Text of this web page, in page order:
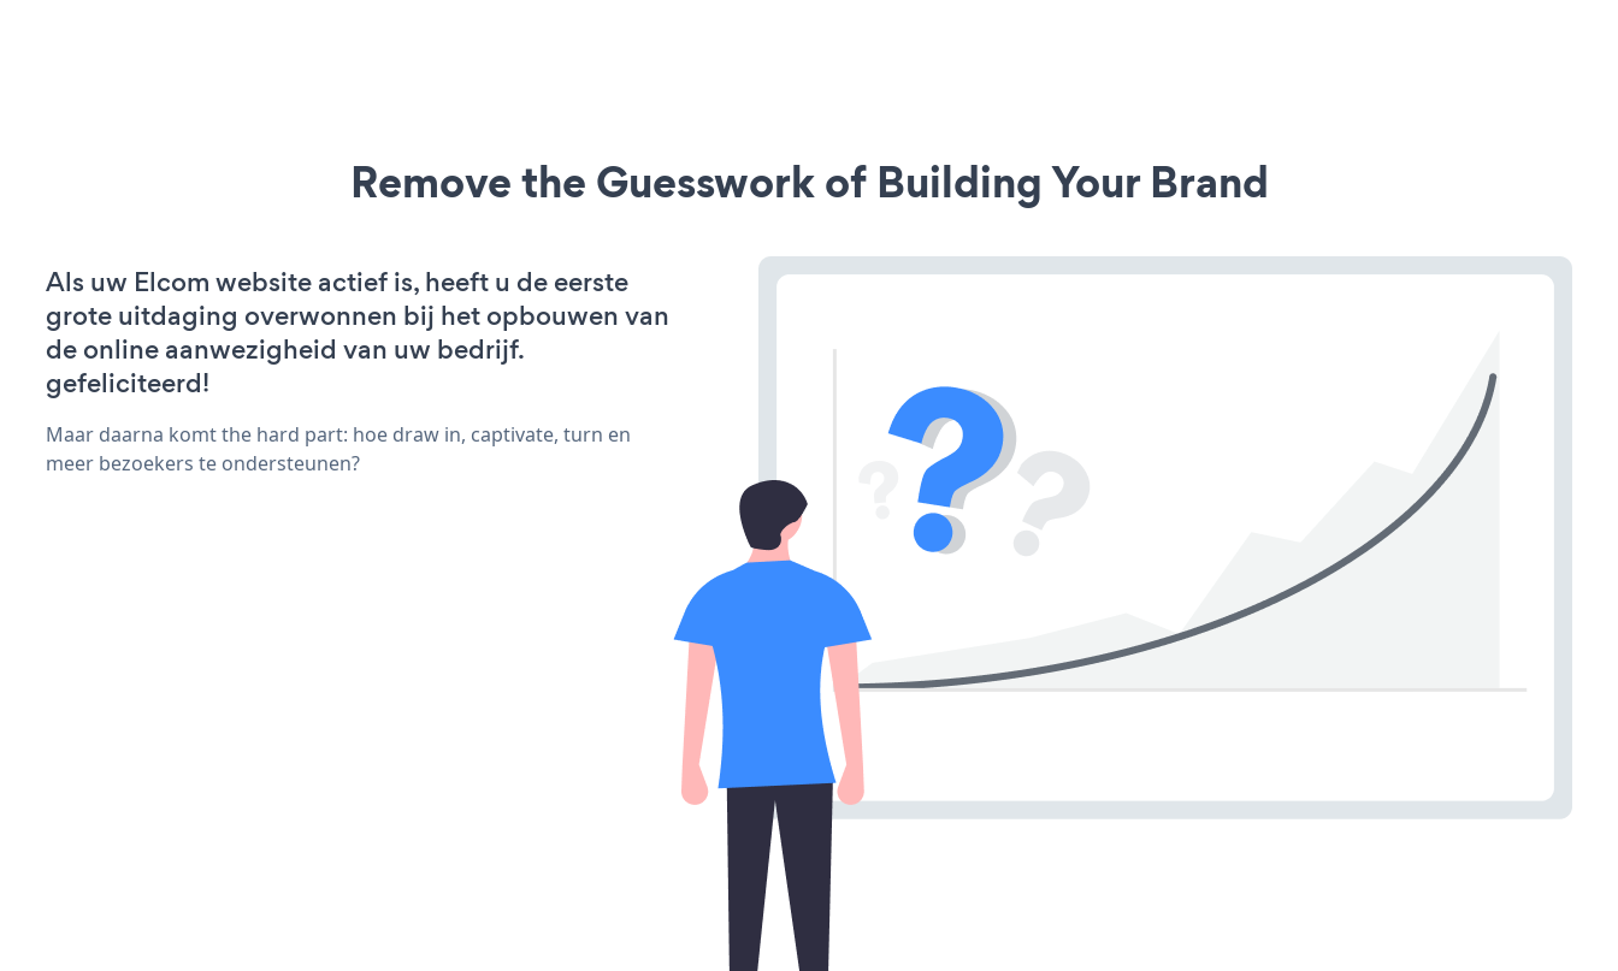
Remove the Guesswork of Building Your Brand
Als uw Elcom website actief is, heeft u de eerste
grote uitdaging overwonnen bij het opbouwen van
de online aanwezigheid van uw bedrijf.
gefeliciteerd!
Maar daarna komt the hard part: hoe draw in, captivate, turn en
meer bezoekers te ondersteunen?